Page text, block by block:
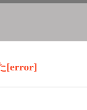
[error]